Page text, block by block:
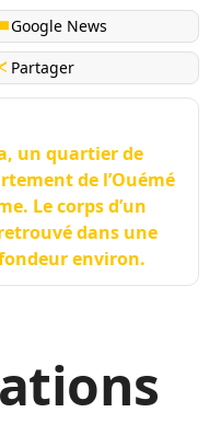
Google News
Partager
un quartier de
de l’Ouémé
Le corps d’un
dans une
environ.